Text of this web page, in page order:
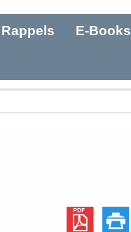
Rappels E-Books